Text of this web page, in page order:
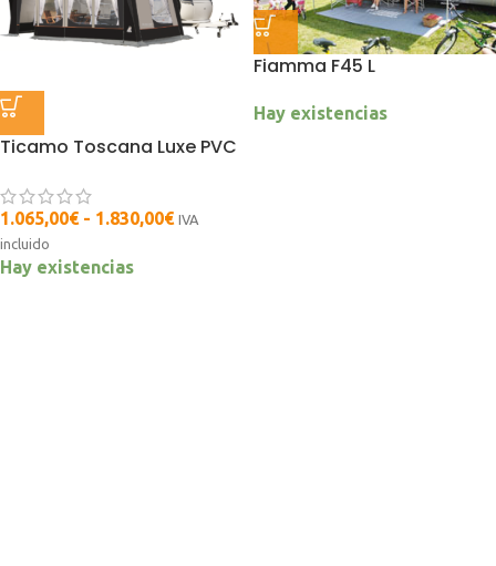
Ticamo Toscana Luxe PVC
1.065,00€ - 1.830,00€ IVA
incluido
Hay existencias
Fiamma F45 L
Hay existencias